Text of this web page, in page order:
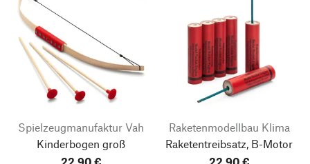
Spielzeugmanufaktur Vah
Kinderbogen groß
Raketenmodellbau Klima
Raketentreibsatz, B-Motor